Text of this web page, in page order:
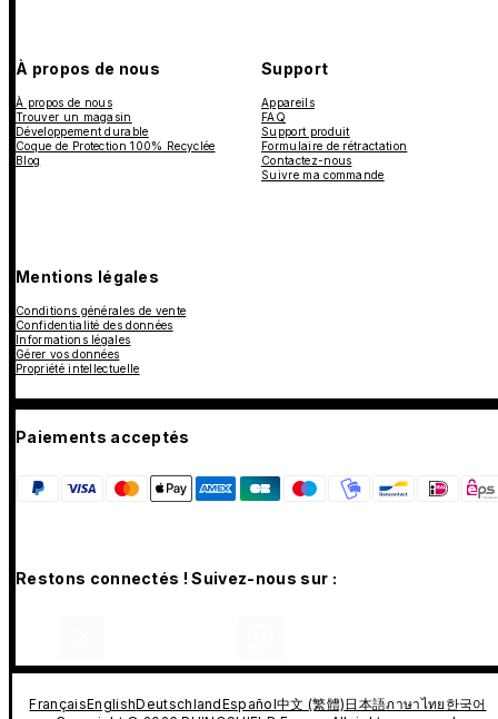
À propos de nous
À propos de nous
Trouver un magasin
Développement durable
Coque de Protection 100% Recyclée
Blog
Support
Appareils
FAQ
Support produit
Formulaire de rétractation
Contactez-nous
Suivre ma commande
Mentions légales
Conditions générales de vente
Confidentialité des données
Informations légales
Gérer vos données
Propriété intellectuelle
Paiements acceptés
Restons connectés ! Suivez-nous sur :
FrançaisEnglishDeutschlandEspañol中文 (繁體) 日本語ภาษาไทย 한국어